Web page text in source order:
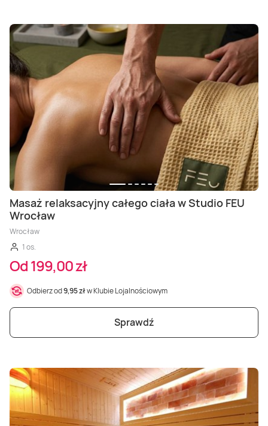
Masaż relaksacyjny całego ciała w Studio FEU
Wrocław
Wrocław
1 os.
Od 199,00 zł
Odbierz od9,95 złw Klubie Lojalnościowym
Sprawdź